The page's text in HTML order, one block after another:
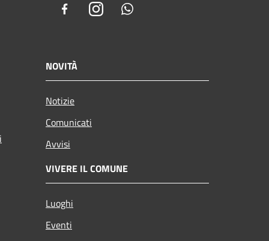
FacebookInstagram
NOVITÀ
Notizie
Comunicati
Avvisi
VIVERE IL COMUNE
Luoghi
Eventi